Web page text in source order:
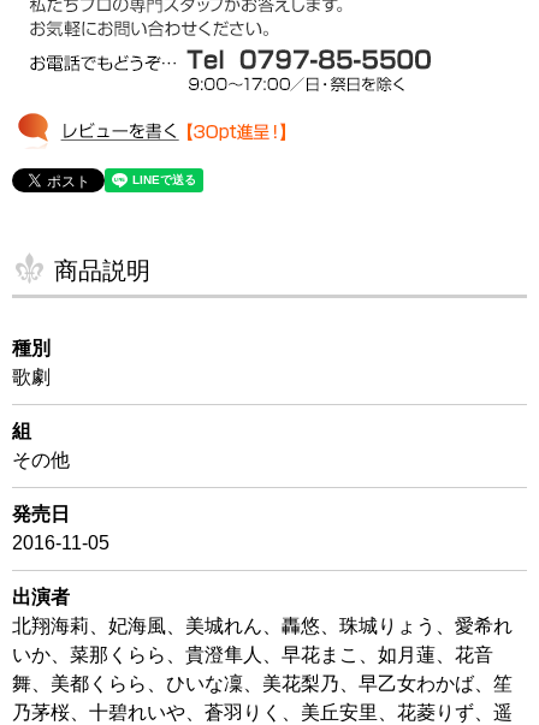
商品説明
種別
歌劇
組
その他
発売日
2016-11-05
出演者
北翔海莉、妃海風、美城れん、轟悠、珠城りょう、愛希れ
いか、菜那くらら、貴澄隼人、早花まこ、如月蓮、花音
舞、美都くらら、ひいな凜、美花梨乃、早乙女わかば、笙
乃茅桜、十碧れいや、蒼羽りく、美丘安里、花菱りず、遥